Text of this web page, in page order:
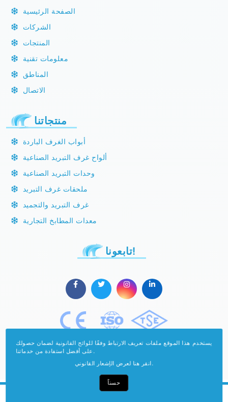
الصفحة الرئيسية
الشركات
المنتجات
معلومات تقنية
المناطق
الاتصال
منتجاتنا
أبواب الغرف الباردة
ألواح غرف التبريد الصناعية
وحدات التبريد الصناعية
ملحقات غرف التبريد
غرف التبريد والتجميد
معدات المطابخ التجارية
تابعونا!
حقوق النشر محمية بموجب قانون الأعمال الفكرية
يستخدم هذا الموقع ملفات تعريف الارتباط وفقًا للوائح القانونية لضمان حصولك
على أفضل استفادة من خدماتنا.
انقر هنا لعرض الإشعار القانوني.
حسناً